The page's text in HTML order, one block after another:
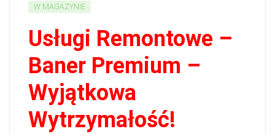
W MAGAZYNIE
Usługi Remontowe –
Baner Premium –
Wyjątkowa
Wytrzymałość!